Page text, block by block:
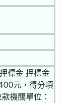
標金 押標金
元，得分項
機關單位：